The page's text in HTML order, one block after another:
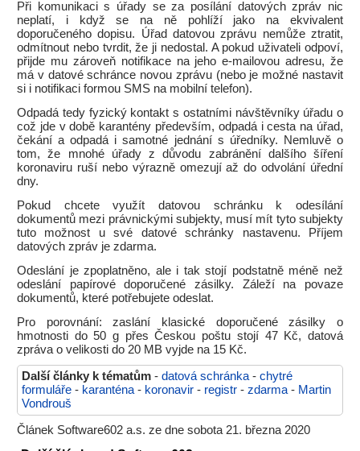
Při komunikaci s úřady se za posílání datových zpráv nic
neplatí, i když se na ně pohlíží jako na ekvivalent
doporučeného dopisu. Úřad datovou zprávu nemůže ztratit,
odmítnout nebo tvrdit, že ji nedostal. A pokud uživateli odpoví,
přijde mu zároveň notifikace na jeho e-mailovou adresu, že
má v datové schránce novou zprávu (nebo je možné nastavit
si i notifikaci formou SMS na mobilní telefon).
Odpadá tedy fyzický kontakt s ostatními návštěvníky úřadu o
což jde v době karantény především, odpadá i cesta na úřad,
čekání a odpadá i samotné jednání s úředníky. Nemluvě o
tom, že mnohé úřady z důvodu zabránění dalšího šíření
koronaviru ruší nebo výrazně omezují až do odvolání úřední
dny.
Pokud chcete využít datovou schránku k odesílání
dokumentů mezi právnickými subjekty, musí mít tyto subjekty
tuto možnost u své datové schránky nastavenu. Příjem
datových zpráv je zdarma.
Odeslání je zpoplatněno, ale i tak stojí podstatně méně než
odeslání papírové doporučené zásilky. Záleží na povaze
dokumentů, které potřebujete odeslat.
Pro porovnání: zaslání klasické doporučené zásilky o
hmotnosti do 50 g přes Českou poštu stojí 47 Kč, datová
zpráva o velikosti do 20 MB vyjde na 15 Kč.
Další články k tématům - datová schránka - chytré
formuláře - karanténa - koronavir - registr - zdarma - Martin
Vondrouš
Článek Software602 a.s. ze dne sobota 21. března 2020